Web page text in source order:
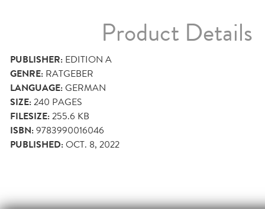
Product Details
PUBLISHER: EDITION A
GENRE: RATGEBER
LANGUAGE:GERMAN
SIZE:240 PAGES
FILESIZE:255.6 KB
ISBN:9783990016046
PUBLISHED:OCT. 8, 2022